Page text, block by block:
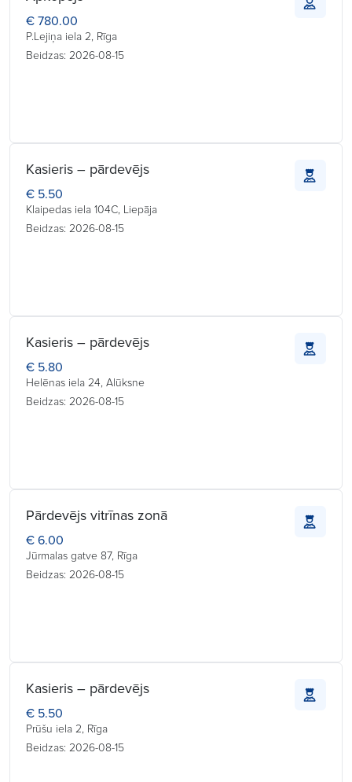
€ 780.00
P.Lejiņa iela 2, Rīga
Beidzas: 2026-08-15
Kasieris – pārdevējs
€ 5.50
Klaipedas iela 104C, Liepāja
Beidzas: 2026-08-15
Kasieris – pārdevējs
€ 5.80
Helēnas iela 24, Alūksne
Beidzas: 2026-08-15
Pārdevējs vitrīnas zonā
€ 6.00
Jūrmalas gatve 87, Rīga
Beidzas: 2026-08-15
Kasieris – pārdevējs
€ 5.50
Prūšu iela 2, Rīga
Beidzas: 2026-08-15